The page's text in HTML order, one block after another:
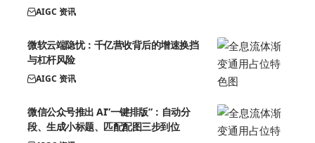
AIGC 资讯
微软云端隐忧：千亿营收背后的增速换挡
与杠杆风险
AIGC 资讯
微信公众号推出 AI”一键排版”：自动分
段、生成小标题、匹配配图三步到位